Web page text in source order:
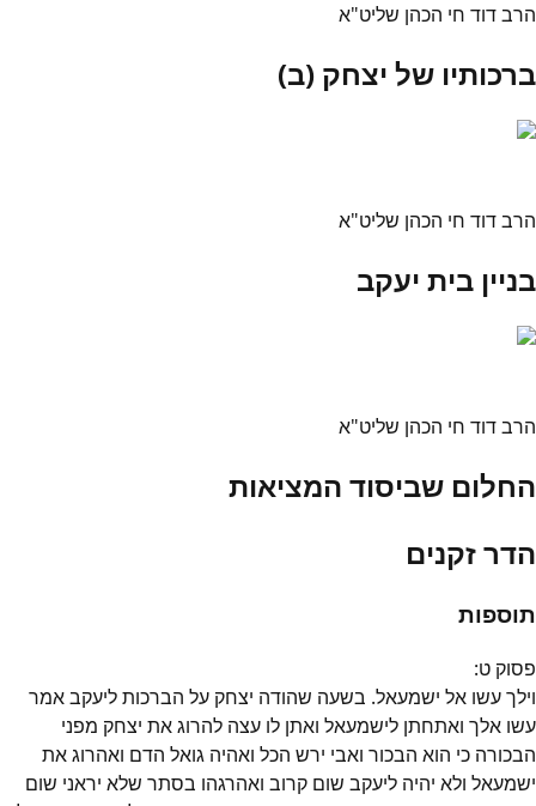
הרב דוד חי הכהן שליט"א
ברכותיו של יצחק (ב)
הרב דוד חי הכהן שליט"א
בניין בית יעקב
הרב דוד חי הכהן שליט"א
החלום שביסוד המציאות
הדר זקנים
תוספות
פסוק ט:
וילך עשו אל ישמעאל. בשעה שהודה יצחק על הברכות ליעקב אמר
עשו אלך ואתחתן לישמעאל ואתן לו עצה להרוג את יצחק מפני
הבכורה כי הוא הבכור ואבי ירש הכל ואהיה גואל הדם ואהרוג את
ישמעאל ולא יהיה ליעקב שום קרוב ואהרגהו בסתר שלא יראני שום